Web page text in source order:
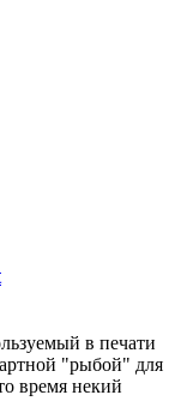
в печати
"рыбой" для
время некий